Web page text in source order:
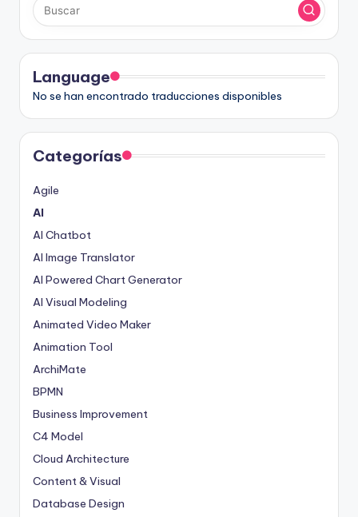
Language
No se han encontrado traducciones disponibles
Categorías
Agile
AI
AI Chatbot
AI Image Translator
AI Powered Chart Generator
AI Visual Modeling
Animated Video Maker
Animation Tool
ArchiMate
BPMN
Business Improvement
C4 Model
Cloud Architecture
Content & Visual
Database Design